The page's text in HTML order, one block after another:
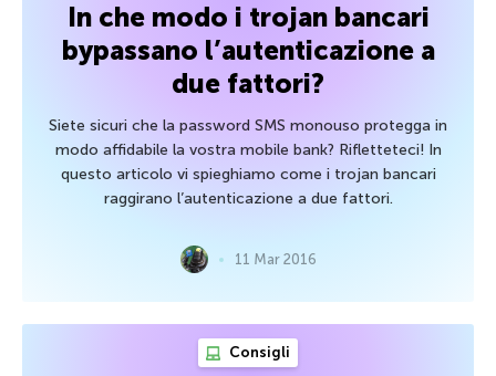
In che modo i trojan bancari
bypassano l’autenticazione a
due fattori?
Siete sicuri che la password SMS monouso protegga in
modo affidabile la vostra mobile bank? Rifletteteci! In
questo articolo vi spieghiamo come i trojan bancari
raggirano l’autenticazione a due fattori.
11 Mar 2016
Consigli